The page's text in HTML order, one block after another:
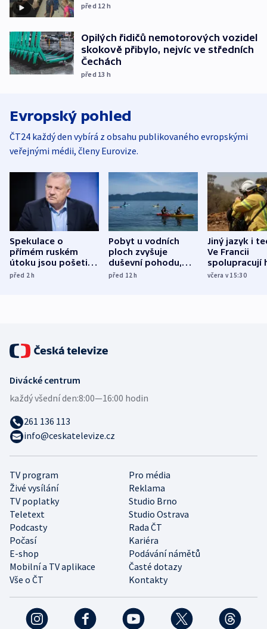
před 12 h
Opilých řidičů nemotorových vozidel
skokově přibylo, nejvíc ve středních
Čechách
před 13 h
Evropský pohled
ČT24 každý den vybírá z obsahu publikovaného evropskými
veřejnými médii, členy Eurovize.
Spekulace o
přímém ruském
útoku jsou pošetilé,
míní estonský
před 2h
Pobyt u vodních
ploch zvyšuje
duševní pohodu,
ukázala
před 12h
Jiný jazyk i
Ve Francii
spolupracují
různých zemí
včera v 15:30
TV program
Pro média
Živé vysílání
Reklama
TV poplatky
Studio Brno
Teletext
Studio Ostrava
Podcasty
Rada ČT
Počasí
Kariéra
E-shop
Podávání námětů
Mobilní a TV aplikace
Časté dotazy
Vše o ČT
Kontakty
Divácké centrum
každý všední den:8:00—16:00 hodin
261 136 113
info@ceskatelevize.cz